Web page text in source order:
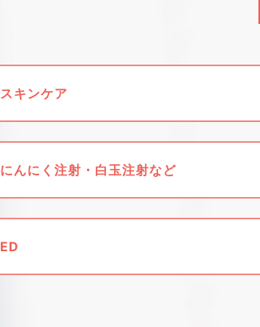
スキンケア
にんにく注射・白玉注射など
ED